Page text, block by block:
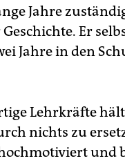
Jahre
Er
Jahre in den
Lehrkräfte
nichts zu
und